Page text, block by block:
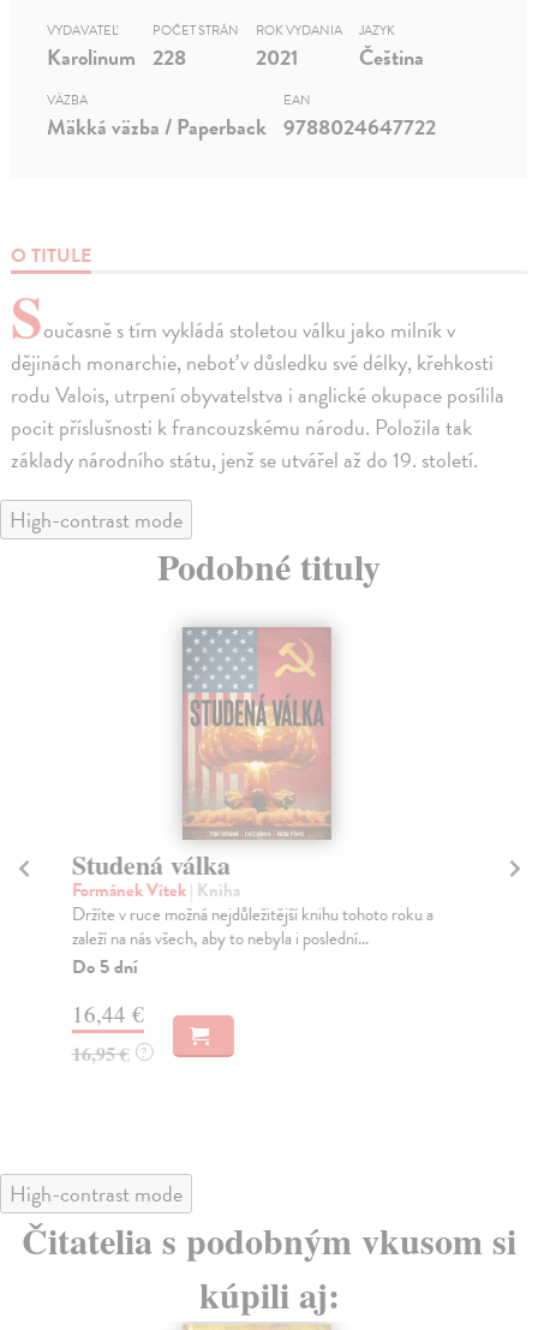
O TITULE
Současně s tím vykládá stoletou válku jako milník v
dějinách monarchie, neboť v důsledku své délky, křehkosti
rodu Valois, utrpení obyvatelstva i anglické okupace posílila
pocit příslušnosti k francouzskému národu. Položila tak
základy národního státu, jenž se utvářel až do 19. století.
VYDAVATEĽ
Karolinum
POČET STRÁN
228
ROK VYDANIA
2021
JAZYK
Čeština
VÄZBA
Mäkká väzba / Paperback
EAN
9788024647722
High-contrast mode
Podobné tituly
Studená válka
Formánek Vítek| Kniha
Držíte v ruce možná nejdůležitější knihu tohoto roku a
zaleží na nás všech, aby to nebyla i poslední...
Do 5 dní
16,44 €
16,95 € ?
High-contrast mode
Čitatelia s podobným vkusom si
kúpili aj: